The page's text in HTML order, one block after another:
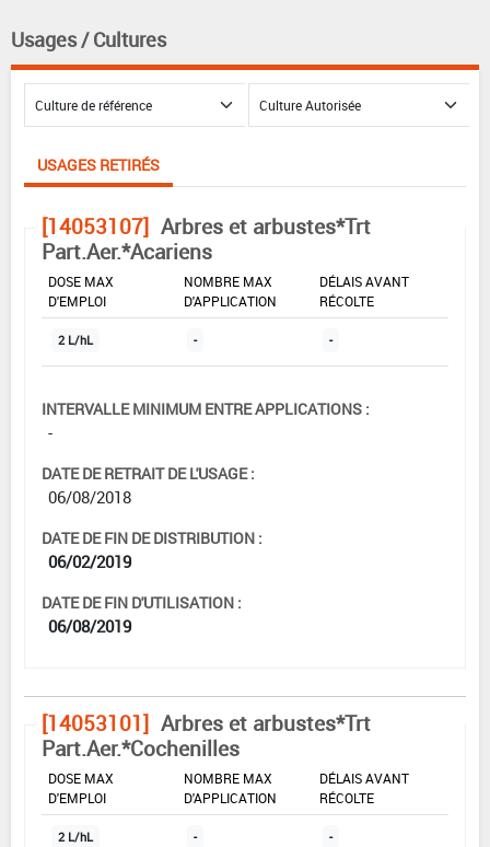
Usages / Cultures
USAGES RETIRÉS
[14053107] Arbres et arbustes*Trt
Part.Aer.*Acariens
DOSE MAX
D'EMPLOI
NOMBRE MAX
D'APPLICATION
DÉLAIS AVANT
RÉCOLTE
2 L/hL - -
INTERVALLE MINIMUM ENTRE APPLICATIONS :
-
DATE DE RETRAIT DE L'USAGE :
06/08/2018
DATE DE FIN DE DISTRIBUTION :
06/02/2019
DATE DE FIN D'UTILISATION :
06/08/2019
[14053101] Arbres et arbustes*Trt
Part.Aer.*Cochenilles
DOSE MAX
D'EMPLOI
NOMBRE MAX
D'APPLICATION
DÉLAIS AVANT
RÉCOLTE
2 L/hL - -